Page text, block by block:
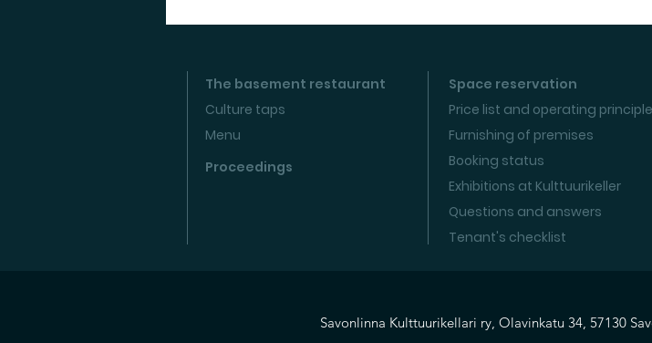
The basement restaurant
Culture taps
Menu
Proceedings
Space reservation
Price list and operating
Furnishing of premises
Booking status
Exhibitions at Kulttuurikeller
Questions and answers
Tenant's checklist
Savonlinna Kulttuurikellari ry, Olavinkatu 34, 57130